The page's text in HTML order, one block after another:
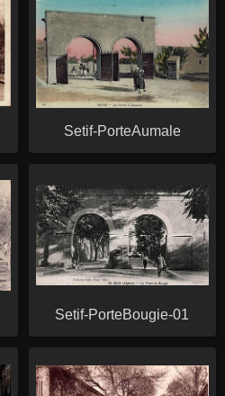
Setif-PorteAumale
Setif-PorteBougie-01